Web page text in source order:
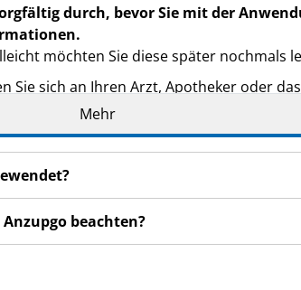
durch, bevor Sie mit der
möchten Sie diese später nochmals
Sie sich an Ihren Arzt, Apotheker oder
verschrieben. Geben Sie es nicht an
die nicht in dieser
Mehr
beachten?